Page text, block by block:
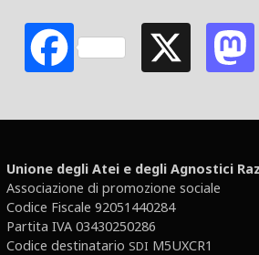
FacebookX
Unione degli Atei e degli Agnostici
Associazione di promozione sociale
Codice Fiscale 92051440284
Partita IVA 03430250286
Codice destinatario SDI M5UXCR1